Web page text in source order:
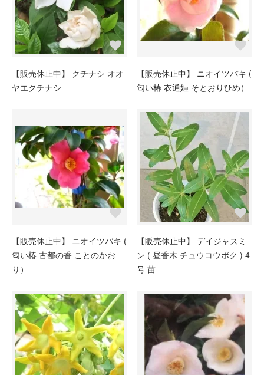
【販売休止中】 クチナシ オオ
ヤエクチナシ
【販売休止中】 ニオイツバキ (
匂い椿 衣通姫 そとおりひめ）
【販売休止中】 ニオイツバキ (
匂い椿 古都の香 ことのかお
り）
【販売休止中】 デイジャスミ
ン ( 昼香木 チュウコウボク ) 4
号 苗